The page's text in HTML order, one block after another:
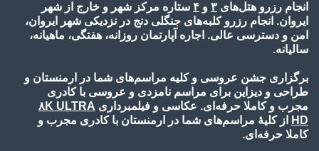
انجام رزرو هتل‌های ۳ و ۴ ستاره مرکز شهر و خارج از شهر
ایروان. انجام رزرو کلبه‌های جنگلی دنج در نزدیکی شهر ایروان،
امن و دسترسی عالی. اجاره آپارتمان روزانه، هفتگی، ماهیانه،
سالیانه.
برگزاری جشن عروسی و کلیه مراسم‌های شما در ارمنستان و
طراحی و دیزاین برای مراسم نامزدی و عروسی با کادری
مجرب و کاملا حرفه‌ای. عکاسی و فیلمبرداری ۸K ULTRA
HD
از کلیۀ مراسم‌های شما در ارمنستان با کادری مجرب و
کاملا حرفه‌ای.